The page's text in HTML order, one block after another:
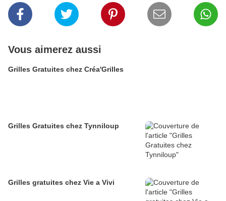
Vous aimerez aussi
Grilles Gratuites chez Créa'Grilles
Grilles Gratuites chez Tynniloup
Grilles gratuites chez Vie a Vivi